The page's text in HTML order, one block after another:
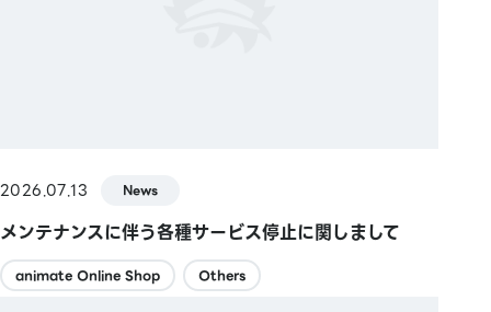
2026.07.13 News
メンテナンスに伴う各種サービス停止に関しまして
animate Online Shop Others